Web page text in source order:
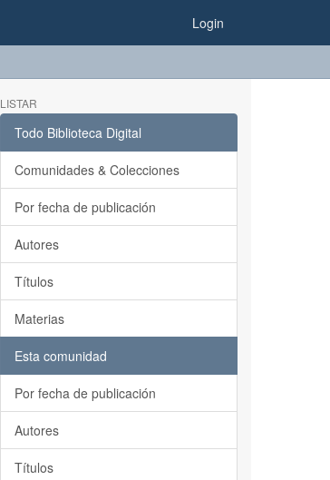
Login
LISTAR
Todo Biblioteca Digital
Comunidades & Colecciones
Por fecha de publicación
Autores
Títulos
Materias
Esta comunidad
Por fecha de publicación
Autores
Títulos